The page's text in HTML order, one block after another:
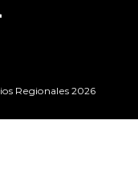
Regionales 2026